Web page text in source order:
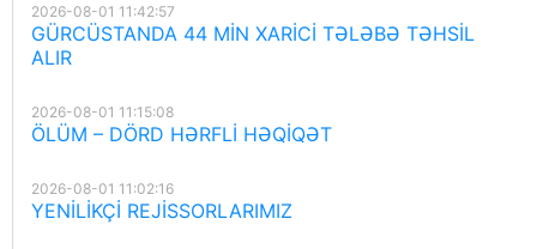
2026-08-01 11:42:57
GÜRCÜSTANDA 44 MİN XARİCİ TƏLƏBƏ TƏHSİL
ALIR
2026-08-01 11:15:08
ÖLÜM – DÖRD HƏRFLİ HƏQİQƏT
2026-08-01 11:02:16
YENİLİKÇİ REJİSSORLARIMIZ